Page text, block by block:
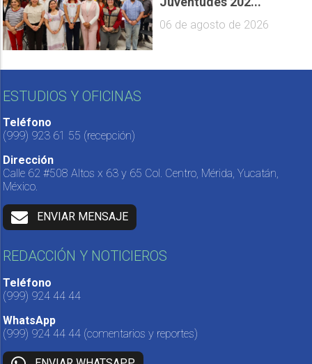
06 de agosto de 2026
ESTUDIOS Y OFICINAS
Teléfono
(999) 923 61 55 (recepción)
Dirección
Calle 62 #508 Altos x 63 y 65 Col. Centro, Mérida, Yucatán,
México.
ENVIAR MENSAJE
REDACCIÓN Y NOTICIEROS
Teléfono
(999) 924 44 44
WhatsApp
(999) 924 44 44 (comentarios y reportes)